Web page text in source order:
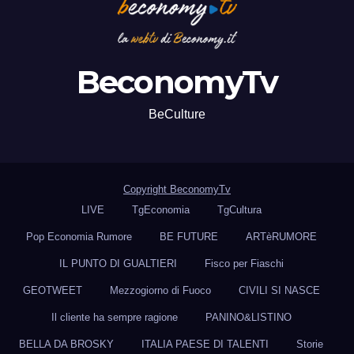
BeconomyTv
BeCulture
Copyright BeconomyTv
LIVE
TgEconomia TgCultura
Pop Economia Rumore BE FUTURE ARTèRUMORE
IL PUNTO DI GUALTIERI Fisco per Fiaschi
GEOTWEET Mezzogiorno di Fuoco CIVILI SI NASCE
Il cliente ha sempre ragione PANINO&LISTINO
BELLA DA BROSKY ITALIA PAESE DI TALENTI Storie